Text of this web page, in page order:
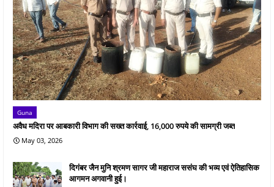
Guna
अवैध मदिरा पर आबकारी विभाग की सख्त कार्रवाई, 16,000 रुपये की सामग्री जब्त
May 03, 2026
दिगंबर जैन मुनि श्रमण सागर जी महाराज ससंघ की भव्य एवं ऐतिहासिक
आगमन अगवानी हुई।